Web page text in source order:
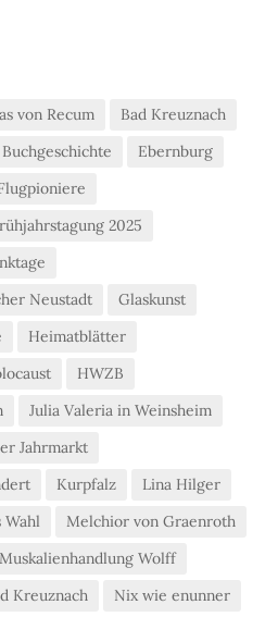
von Recum
Bad Kreuznach
Buchgeschichte
Ebernburg
2025
Neustadt
Glaskunst
Heimatblätter
HWZB
Julia Valeria in Weinsheim
Jahrmarkt
Kurpfalz
Lina Hilger
Wahl
Melchior von Graenroth
Muskalienhandlung Wolff
Kreuznach
Nix wie enunner